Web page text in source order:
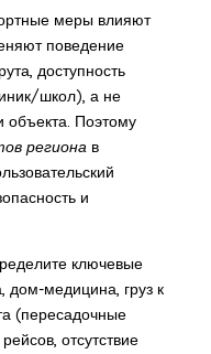
меры влияют
поведение
доступность
школ), а не
объекта. Поэтому
регионав
и
ключевые
дом-медицина, груз к
(пересадочные
отсутствие